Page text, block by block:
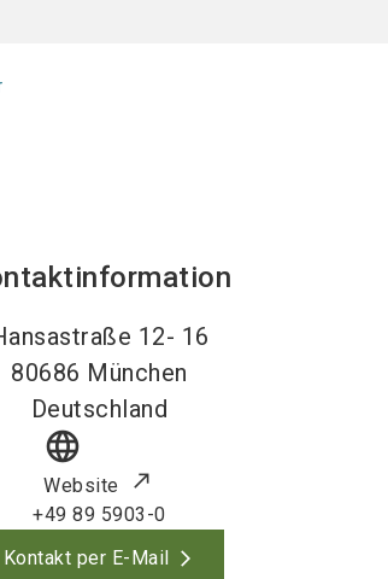
12- 16
80686 München
Deutschland
language
Website
+49 89 5903-0
Kontakt per E-Mail